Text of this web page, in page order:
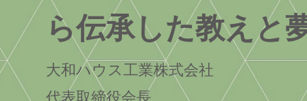
ら伝承した教えと
大和ハウス工業株式会社
代表取締役会長